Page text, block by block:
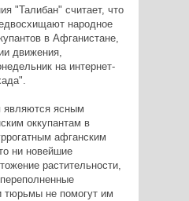
"Талибан" считает, что
народное
в Афганистане,
движения,
на интернет-
являются ясным
оккупантам в
афганским
ни новейшие
растительности,
не помогут им